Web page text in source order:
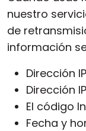
nuestro
de
información
Dirección
Dirección
El código
Fecha y